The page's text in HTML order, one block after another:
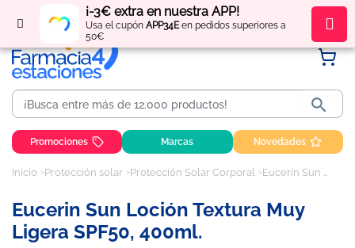
¡-3€ extra en nuestra APP!
Usa el cupón APP34Een pedidos superiores a
50€
Regístratey obténpuntos por tus compras

Promociones Marcas Novedades
Inicio Protección solar Protección Solar Corporal Eucerin Sun loción textura muy ligera SPF50, 400ml.
Eucerin Sun Loción Textura Muy
Ligera SPF50, 400ml.